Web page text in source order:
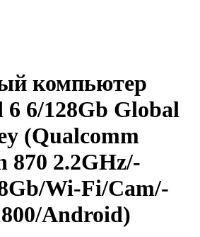
компьютер
6 6/­128Gb Global
(Qualcomm
870 2.2GHz/­
­Wi-Fi/­Cam/­
­Android)